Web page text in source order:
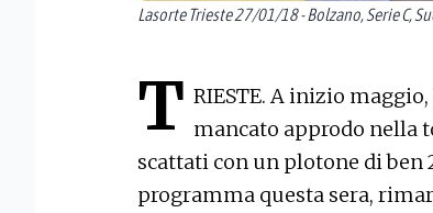
Lasorte Trieste 27/01/18 - Bolzano, Serie C,
T RIESTE. A inizio
mancato approdo nella
scattati con un plotone di ben
programma questa sera,